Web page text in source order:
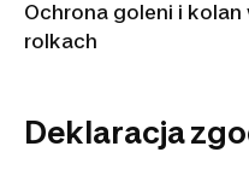
Ochrona goleni i
rolkach
Deklaracja